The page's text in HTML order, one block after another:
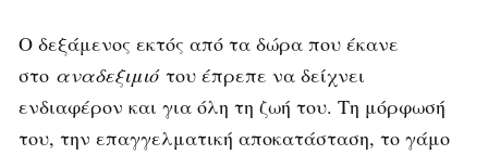
Ο δεξάμενος εκτός από τα δώρα που έκανε
στο αναδεξιμιότου έπρεπε να δείχνει
ενδιαφέρον και για όλη τη ζωή του. Τη μόρφωσή
του, την επαγγελματική αποκατάσταση, το γάμο